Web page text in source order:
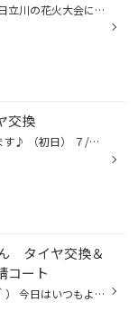
皆様、こんにちは。 昨日立川の花火大会に行きましたが、雨で楽しめなかった山山です、、、。 (↑来年こそリベンジします！) 本日も雨でジメジメとした気候ですが、厚木店はフレッシュ！？に営業しておりますよ（＾＾＊） 只今セレナさんの作業中です～。 バランスとってます↓ #タイヤ館、タイヤ館厚...
交換
またまたセールやってます♪ （初日） ７/２９～８/６ 迄 チラシ商材デイトンで４本交換、ハブ防錆、オイル交換、バッテリー交換、 を作業致しました、これで安心して走行頂けるかと思います♪ ありがとうございました。
タイヤ交換＆
コート
皆様、こんにちは（＾＾） 今日はいつもより涼しく感じられますね～ で、す、が！ 風は強いので注意してくださいね～！！ (あ、お店前の道路で洗濯物飛んでる；) こちら日産 X-TRAILさん。 一番新しいモデルかと思われます～。 PITに入ったら絶対おすすめ！防錆コート(ハブ)を行いました～。 今回装...